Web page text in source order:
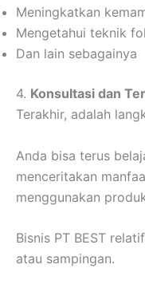
Meningkatkan
Mengetahui teknik
Dan lain sebagainya
4. Konsultasi dan
Terakhir, adalah
Anda bisa terus
menceritakan
menggunakan
Bisnis PT BEST
atau sampingan.